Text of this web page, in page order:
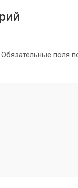
Обязательные поля